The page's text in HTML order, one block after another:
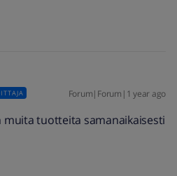
Forum|Forum|1 year ago
tuotteita samanaikaisesti